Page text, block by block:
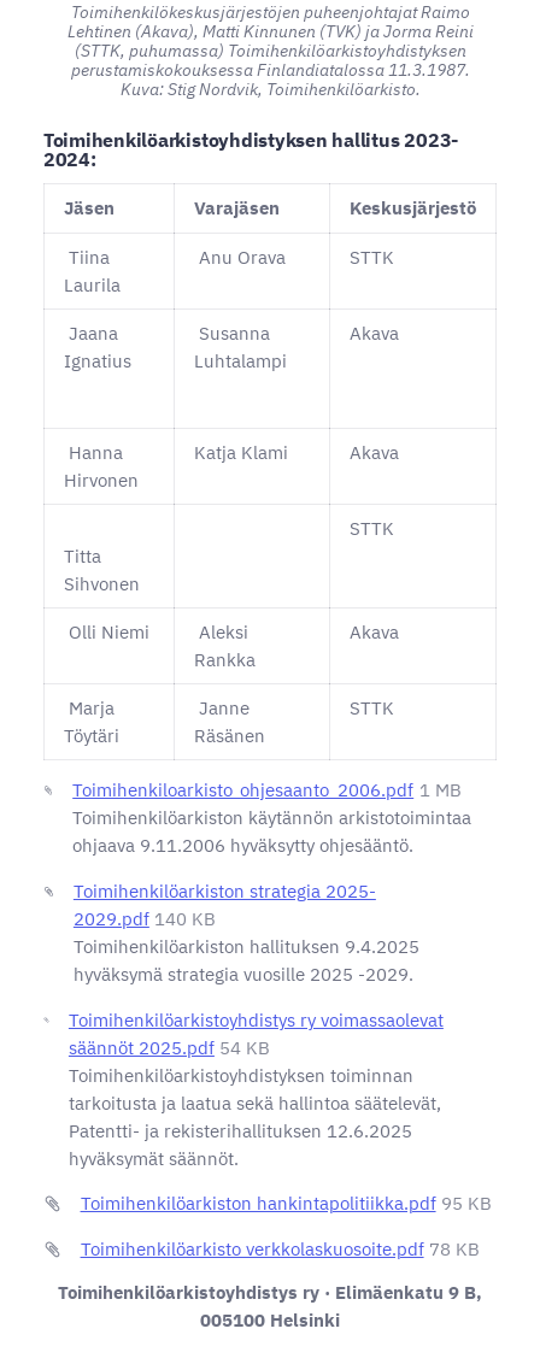
Toimihenkilökeskusjärjestöjen puheenjohtajat Raimo
Lehtinen (Akava), Matti Kinnunen (TVK) ja Jorma Reini
(STTK, puhumassa) Toimihenkilöarkistoyhdistyksen
perustamiskokouksessa Finlandiatalossa 11.3.1987.
Kuva: Stig Nordvik, Toimihenkilöarkisto.
Toimihenkilöarkistoyhdistyksen hallitus 2023-
2024:
Jäsen Varajäsen Keskusjärjestö
Tiina
Laurila
Anu Orava STTK
Jaana
Ignatius
Susanna
Luhtalampi
Akava
Hanna
Hirvonen
Katja Klami Akava
Titta
Sihvonen
STTK
Olli Niemi
Aleksi
Rankka
Akava
Marja
Töytäri
Janne
Räsänen
STTK
Toimihenkiloarkisto_ohjesaanto_2006.pdf 1 MB
Toimihenkilöarkiston käytännön arkistotoimintaa
ohjaava 9.11.2006 hyväksytty ohjesääntö.
Toimihenkilöarkiston strategia 2025-
2029.pdf 140 KB
Toimihenkilöarkiston hallituksen 9.4.2025
hyväksymä strategia vuosille 2025 -2029.
Toimihenkilöarkistoyhdistys ry voimassaolevat
säännöt 2025.pdf 54 KB
Toimihenkilöarkistoyhdistyksen toiminnan
tarkoitusta ja laatua sekä hallintoa säätelevät,
Patentti- ja rekisterihallituksen 12.6.2025
hyväksymät säännöt.
Toimihenkilöarkiston hankintapolitiikka.pdf 95 KB
Toimihenkilöarkisto verkkolaskuosoite.pdf 78 KB
Toimihenkilöarkistoyhdistys ry · Elimäenkatu 9 B,
005100 Helsinki